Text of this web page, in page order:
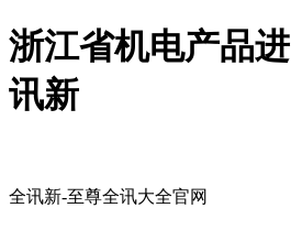
浙江省机电产品
讯新
全讯新-至尊全讯大全官网